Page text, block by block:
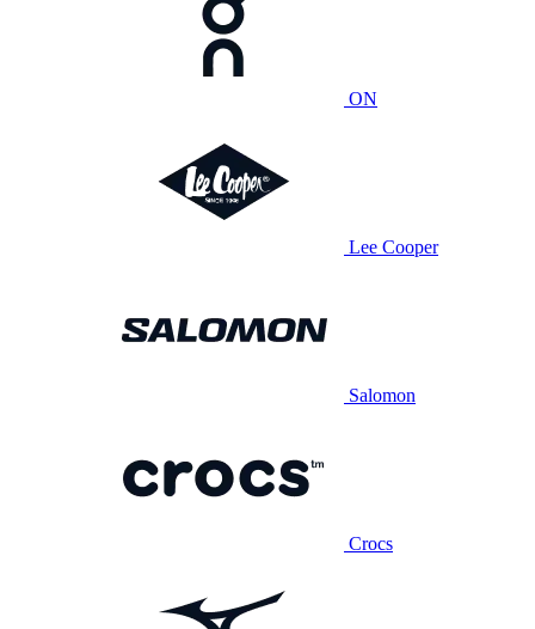
ON
Lee Cooper
Salomon
Crocs